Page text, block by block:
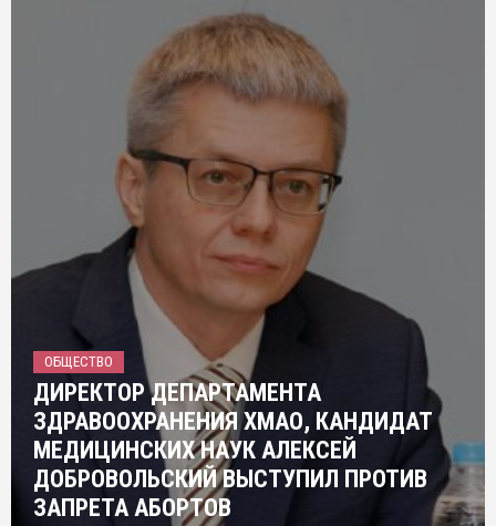
ОБЩЕСТВО
ДИРЕКТОР ДЕПАРТАМЕНТА
ЗДРАВООХРАНЕНИЯ ХМАО, КАНДИДАТ
МЕДИЦИНСКИХ НАУК АЛЕКСЕЙ
ДОБРОВОЛЬСКИЙ ВЫСТУПИЛ ПРОТИВ
ЗАПРЕТА АБОРТОВ